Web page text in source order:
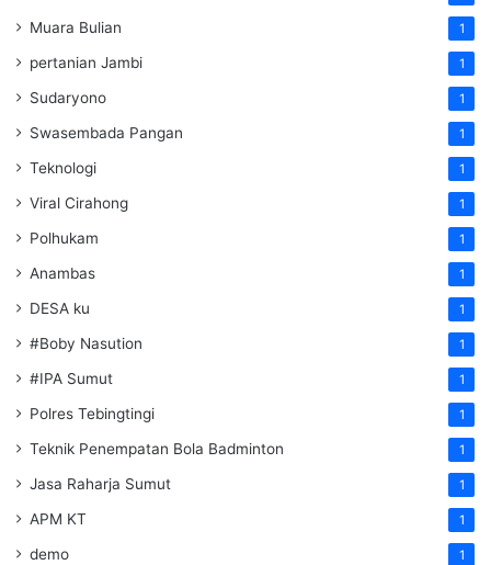
Muara Bulian 1
pertanian Jambi 1
Sudaryono 1
Swasembada Pangan 1
Teknologi 1
Viral Cirahong 1
Polhukam 1
Anambas 1
DESA ku 1
#Boby Nasution 1
#IPA Sumut 1
Polres Tebingtingi 1
Teknik Penempatan Bola Badminton 1
Jasa Raharja Sumut 1
APM KT 1
demo 1